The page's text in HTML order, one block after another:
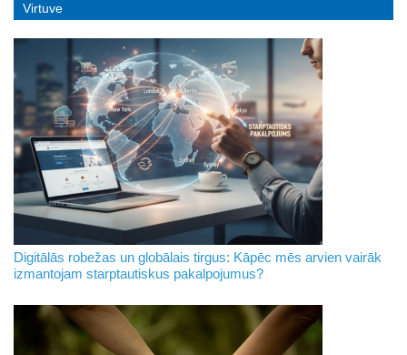
Virtuve
Digitālās robežas un globālais tirgus: Kāpēc mēs arvien vairāk
izmantojam starptautiskus pakalpojumus?